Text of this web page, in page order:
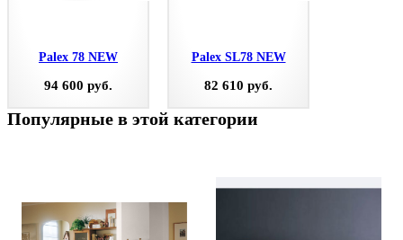
Palex 78 NEW
94 600 руб.
Palex SL78 NEW
82 610 руб.
Популярные в этой категории